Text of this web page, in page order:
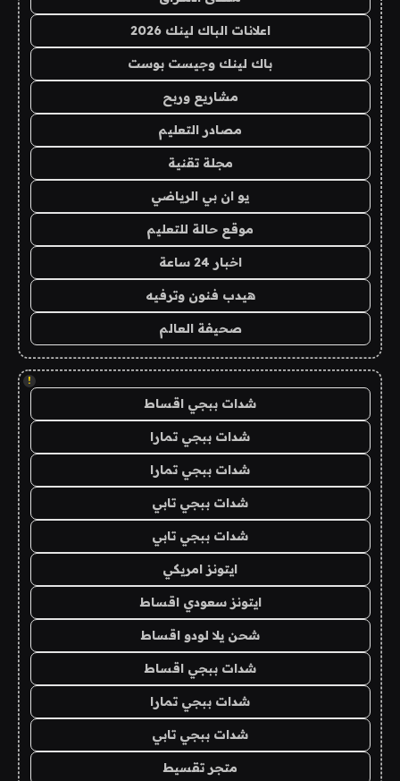
اعلانات الباك لينك 2026
باك لينك وجيست بوست
مشاريع وربح
مصادر التعليم
مجلة تقنية
يو ان بي الرياضي
موقع حالة للتعليم
اخبار 24 ساعة
هيدب فنون وترفيه
صحيفة العالم
!
شدات ببجي اقساط
شدات ببجي تمارا
شدات ببجي تمارا
شدات ببجي تابي
شدات ببجي تابي
ايتونز امريكي
ايتونز سعودي اقساط
شحن يلا لودو اقساط
شدات ببجي اقساط
شدات ببجي تمارا
شدات ببجي تابي
متجر تقسيط